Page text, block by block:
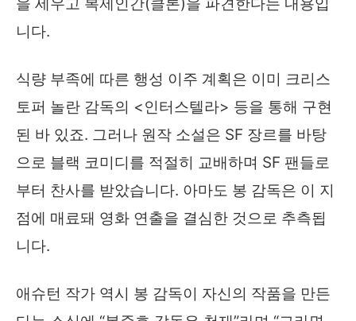
니다.
식량 부족에 따른 행성 이주 계획은 이미 크리스
토퍼 놀란 감독의 <인터스텔라> 등을 통해 구현
된 바 있죠. 그러나 원작 소설은 SF 장르를 바탕
으로 블랙 코미디를 적절히 교배하며 SF 팬들로
부터 찬사를 받았습니다. 아마도 봉 감독은 이 지
점에 매료돼 영화 연출을 결심한 것으로 추측됩
니다.
애슈턴 작가 역시 봉 감독이 자신의 작품을 만든